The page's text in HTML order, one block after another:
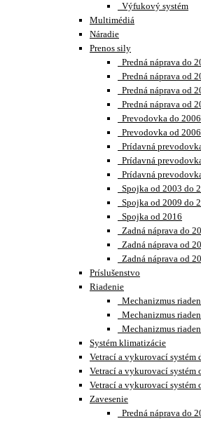
Výfukový systém
Multimédiá
Náradie
Prenos sily
Predná náprava do
Predná náprava od
Predná náprava od
Predná náprava od
Prevodovka do 2006
Prevodovka od 2006
Prídavná
Prídavná
Prídavná
Spojka od 2003 do
Spojka od 2009 do
Spojka od 2016
Zadná náprava do
Zadná náprava od
Zadná náprava od
Príslušenstvo
Riadenie
Mechanizmus
Mechanizmus
Mechanizmus
Systém klimatizácie
Vetrací a vykurovací systém
Vetrací a vykurovací systém
Vetrací a vykurovací systém
Zavesenie
Predná náprava do